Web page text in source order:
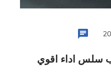
سلس اداء اقوي